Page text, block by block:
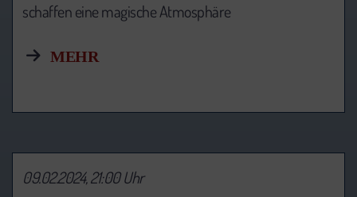
schaffen eine magische Atmosphäre
MEHR
09.02.2024, 21:00 Uhr